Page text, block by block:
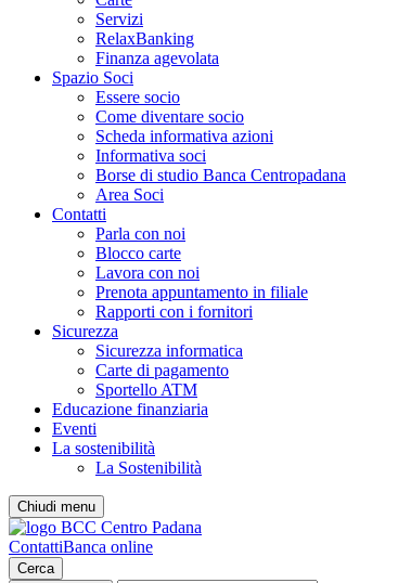
Servizi
RelaxBanking
Finanza agevolata
Spazio Soci
Essere socio
Come diventare socio
Scheda informativa azioni
Informativa soci
Borse di studio Banca Centropadana
Area Soci
Contatti
Parla con noi
Blocco carte
Lavora con noi
Prenota appuntamento in filiale
Rapporti con i fornitori
Sicurezza
Sicurezza informatica
Carte di pagamento
Sportello ATM
Educazione finanziaria
Eventi
La sostenibilità
La Sostenibilità
Chiudi menu
ContattiBanca online
Cerca